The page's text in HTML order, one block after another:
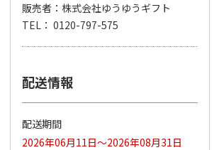
販売者：株式会社ゆうゆうギフト
TEL： 0120-797-575
配送情報
配送期間
2026年06月11日～2026年08月31日